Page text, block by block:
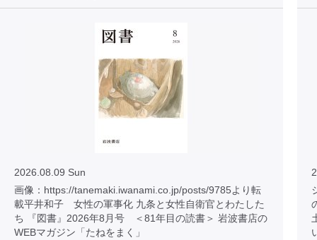
2026.08.09 Sun
画像：https://tanemaki.iwanami.co.jp/posts/9785より転
載平井和子 女性の軍事化 九条と女性自衛官とわたした
ち 『図書』2026年8月号 ＜81年目の読書＞ 岩波書店の
WEBマガジン「たねをまく」